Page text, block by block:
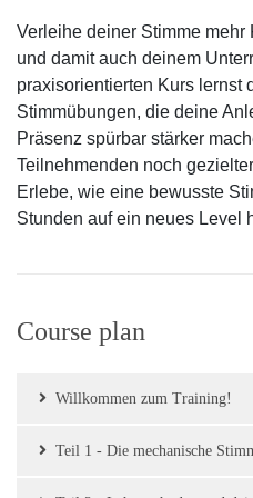
Verleihe deiner Stimme mehr
und damit auch deinem
praxisorientierten Kurs lernst
Stimmübungen, die deine
Präsenz spürbar stärker
Teilnehmenden noch
Erlebe, wie eine bewusste
Stunden auf ein neues Level
Course plan
Willkommen zum Training!
Teil 1 - Die mechanische